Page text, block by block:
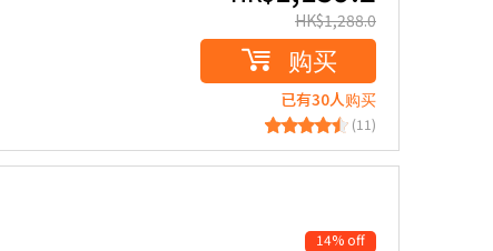
HK$1,288.0
购买
已有30人购买
(11)
14% off